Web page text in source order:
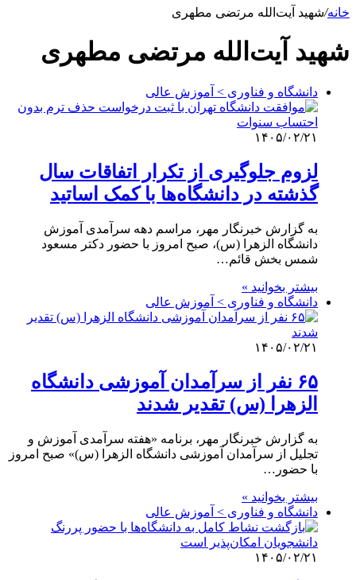
خانه/شهید آیت‌الله مرتضی مطهری
شهید آیت‌الله مرتضی مطهری
دانشگاه و فناوری > آموزش عالی
۱۴۰۵/۰۲/۲۱
لزوم جلوگیری از تکرار اتفاقات سال‌
گذشته در دانشگاه‌ها با کمک اساتید
به گزارش خبرنگار مهر، مراسم دهه سرآمدی آموزش
دانشگاه الزهرا (س)، صبح امروز با حضور دکتر مسعود
شمس بخش قائم‌…
بیشتر بخوانید »
دانشگاه و فناوری > آموزش عالی
۱۴۰۵/۰۲/۲۱
۶۵ نفر از سرآمدان آموزشی دانشگاه
الزهرا (س) تقدیر شدند
به گزارش خبرنگار مهر، برنامه «هفته سرآمدی آموزش و
تجلیل از سرآمدان آموزشی دانشگاه الزهرا (س)» صبح امروز
با حضور…
بیشتر بخوانید »
دانشگاه و فناوری > آموزش عالی
۱۴۰۵/۰۲/۲۱